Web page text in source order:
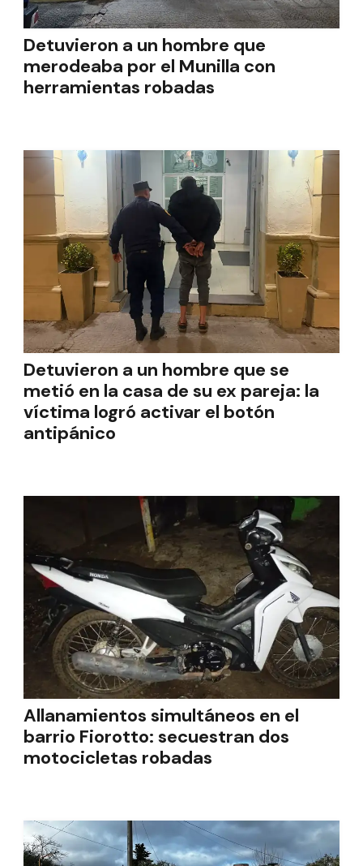
Detuvieron a un hombre que
merodeaba por el Munilla con
herramientas robadas
Detuvieron a un hombre que se
metió en la casa de su ex pareja: la
víctima logró activar el botón
antipánico
Allanamientos simultáneos en el
barrio Fiorotto: secuestran dos
motocicletas robadas